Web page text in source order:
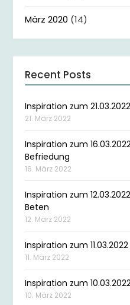
März 2020 (14)
Recent Posts
Inspiration zum
21. März 2022
Inspiration zum
Befriedung
16. März 2022
Inspiration zum
Beten
12. März 2022
Inspiration zum
11. März 2022
Inspiration zum
10. März 2022